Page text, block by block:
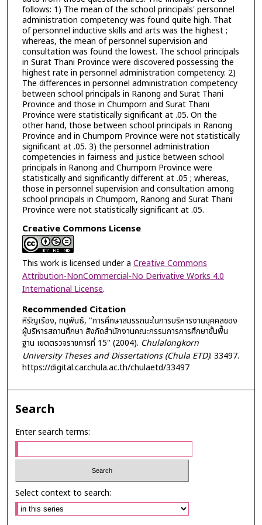
follows: 1) The mean of the school principals' personnel
administration competency was found quite high. That
of personnel inductive skills and arts was the highest ;
whereas, the mean of personnel supervision and
consultation was found the lowest. The school principals
in Surat Thani Province were discovered possessing the
highest rate in personnel administration competency. 2)
The differences in personnel administration competency
between school principals in Ranong and Surat Thani
Province and those in Chumporn and Surat Thani
Province were statistically significant at .05. On the
other hand, those between school principals in Ranong
Province and in Chumporn Province were not statistically
significant at .05. 3) the personnel administration
competencies in fairness and justice between school
principals in Ranong and Chumporn Province were
statistically and significantly different at .05 ; whereas,
those in personnel supervision and consultation among
school principals in Chumporn, Ranong and Surat Thani
Province were not statistically significant at .05.
Creative Commons License
This work is licensed under a Creative Commons
Attribution-NonCommercial-No Derivative Works 4.0
International License.
Recommended Citation
หิรัญเรือง, ทนุพันธ์, "การศึกษาสมรรถนะในการบริหารงานบุคคลของ
ผู้บริหารสถานศึกษา สังกัดสำนักงานคณะกรรมการการศึกษาขั้นพื้น
ฐาน เขตตรวจราชการที่ 15" (2004). Chulalongkorn
University Theses and Dissertations (Chula ETD). 33497.
https://digital.car.chula.ac.th/chulaetd/33497
Search
Enter search terms:
Select context to search: